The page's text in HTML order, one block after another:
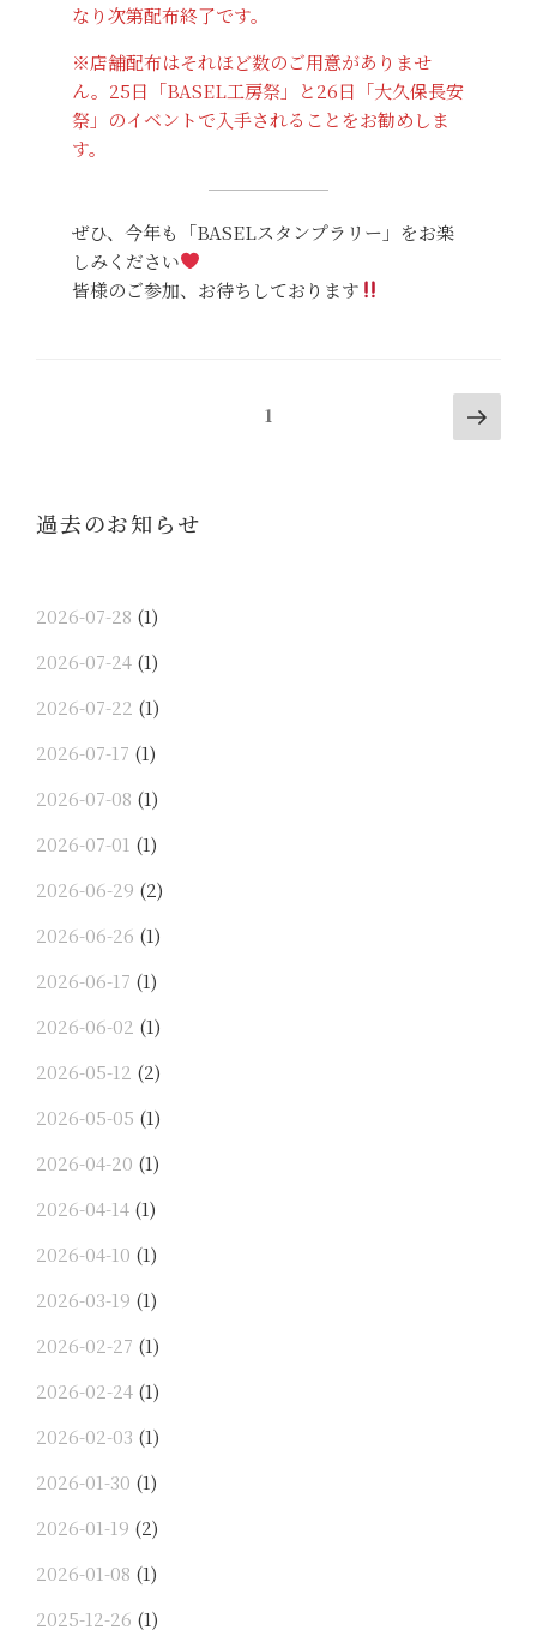
なり次第配布終了です。
※店舗配布はそれほど数のご用意がありませ
ん。25日「BASEL工房祭」と26日「大久保長安
祭」のイベントで入手されることをお勧めしま
す。
ぜひ、今年も「BASELスタンプラリー」をお楽
しみください
皆様のご参加、お待ちしております
ビ
ゲ
シ
ン
Page1 Next
過去のお知らせ
2026-07-28 (1)
2026-07-24 (1)
2026-07-22 (1)
2026-07-17 (1)
2026-07-08 (1)
2026-07-01 (1)
2026-06-29 (2)
2026-06-26 (1)
2026-06-17 (1)
2026-06-02 (1)
2026-05-12 (2)
2026-05-05 (1)
2026-04-20 (1)
2026-04-14 (1)
2026-04-10 (1)
2026-03-19 (1)
2026-02-27 (1)
2026-02-24 (1)
2026-02-03 (1)
2026-01-30 (1)
2026-01-19 (2)
2026-01-08 (1)
2025-12-26 (1)